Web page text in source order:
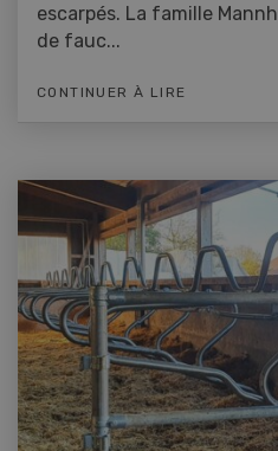
escarpés. La famille
de fauc...
CONTINUER À LIRE